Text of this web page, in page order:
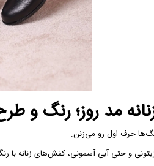
مد روز؛ رنگ و
زیتونی و حتی آبی آسمونی، کفش‌های زنانه با